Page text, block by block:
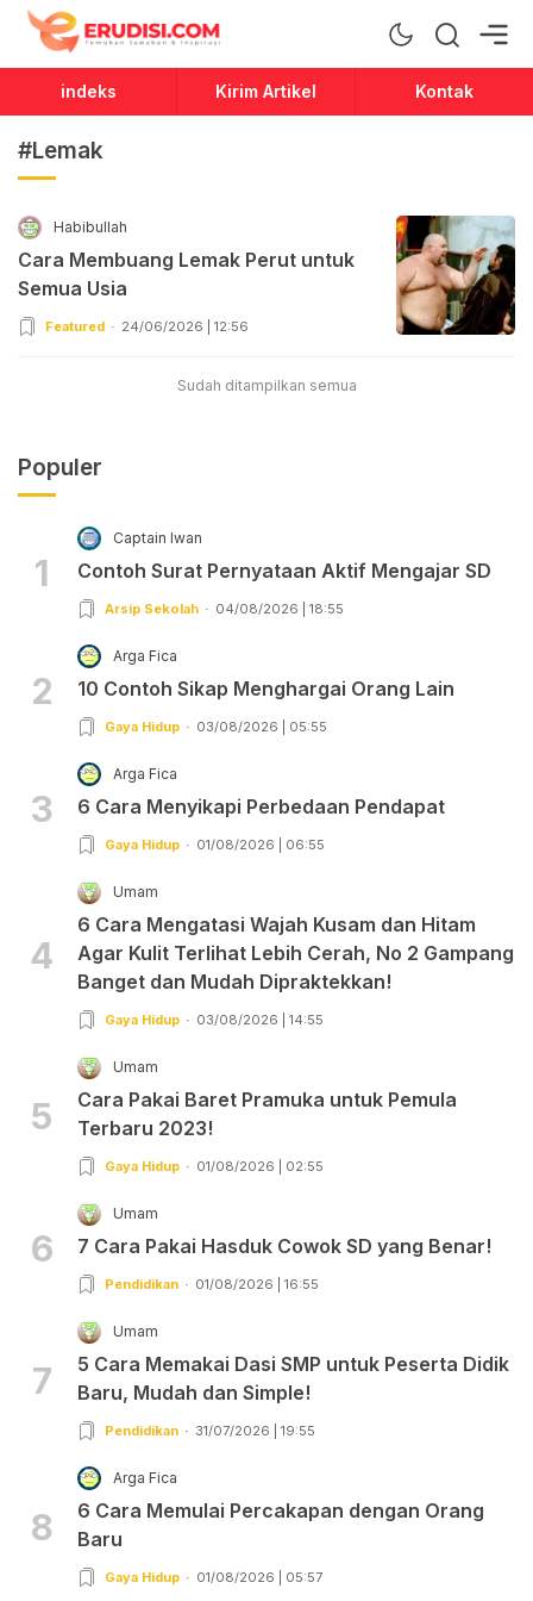
Erudisi
Temukan Jawaban dan Inspirasi
indeks Kirim Artikel Kontak
#Lemak
Habibullah
Cara Membuang Lemak Perut untuk
Semua Usia
Featured 24/06/2026 | 12:56
Sudah ditampilkan semua
Populer
1
Captain Iwan
Contoh Surat Pernyataan Aktif Mengajar SD
Arsip Sekolah 04/08/2026 | 18:55
2
Arga Fica
10 Contoh Sikap Menghargai Orang Lain
Gaya Hidup 03/08/2026 | 05:55
3
Arga Fica
6 Cara Menyikapi Perbedaan Pendapat
Gaya Hidup 01/08/2026 | 06:55
4
Umam
6 Cara Mengatasi Wajah Kusam dan Hitam
Agar Kulit Terlihat Lebih Cerah, No 2 Gampang
Banget dan Mudah Dipraktekkan!
Gaya Hidup 03/08/2026 | 14:55
5
Umam
Cara Pakai Baret Pramuka untuk Pemula
Terbaru 2023!
Gaya Hidup 01/08/2026 | 02:55
6
Umam
7 Cara Pakai Hasduk Cowok SD yang Benar!
Pendidikan 01/08/2026 | 16:55
7
Umam
5 Cara Memakai Dasi SMP untuk Peserta Didik
Baru, Mudah dan Simple!
Pendidikan 31/07/2026 | 19:55
8
Arga Fica
6 Cara Memulai Percakapan dengan Orang
Baru
Gaya Hidup 01/08/2026 | 05:57